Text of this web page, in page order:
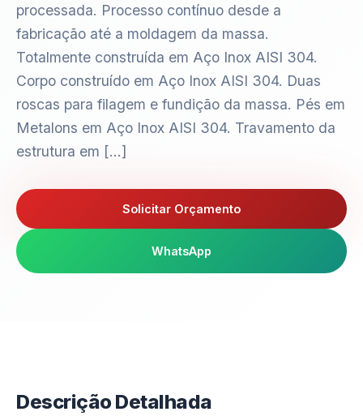
processada. Processo contínuo desde a
fabricação até a moldagem da massa.
Totalmente construída em Aço Inox AISI 304.
Corpo construído em Aço Inox AISI 304. Duas
roscas para filagem e fundição da massa. Pés em
Metalons em Aço Inox AISI 304. Travamento da
estrutura em […]
Solicitar Orçamento
WhatsApp
Descrição Detalhada